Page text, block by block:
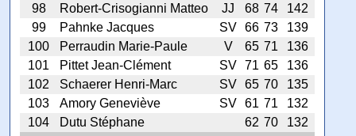
98
Robert-Crisogianni Matteo JJ 68 74
142
99
Pahnke Jacques SV 66 73
139
100
Perraudin Marie-Paule V 65 71
136
101
Pittet Jean-Clément SV 71 65
136
102
Schaerer Henri-Marc SV 65 70
135
103
Amory Geneviève SV 61 71
132
104
Dutu Stéphane 62 70 132